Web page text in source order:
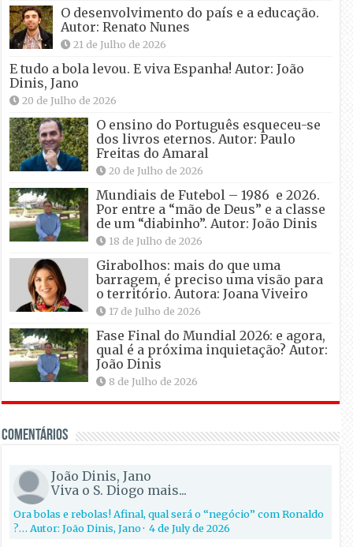
O desenvolvimento do país e a educação.
Autor: Renato Nunes
21 de Julho de 2026
E tudo a bola levou. E viva Espanha! Autor: João
Dinis, Jano
20 de Julho de 2026
O ensino do Português esqueceu-se
dos livros eternos. Autor: Paulo
Freitas do Amaral
20 de Julho de 2026
Mundiais de Futebol – 1986 e 2026.
Por entre a “mão de Deus” e a classe
de um “diabinho”. Autor: João Dinis
18 de Julho de 2026
Girabolhos: mais do que uma
barragem, é preciso uma visão para
o território. Autora: Joana Viveiro
17 de Julho de 2026
Fase Final do Mundial 2026: e agora,
qual é a próxima inquietação? Autor:
João Dinis
8 de Julho de 2026
Comentários
João Dinis, Jano
Viva o S. Diogo mais...
Ora bolas e rebolas! Afinal, qual será o “negócio” com Ronaldo
?… Autor: João Dinis, Jano·4 de July de 2026